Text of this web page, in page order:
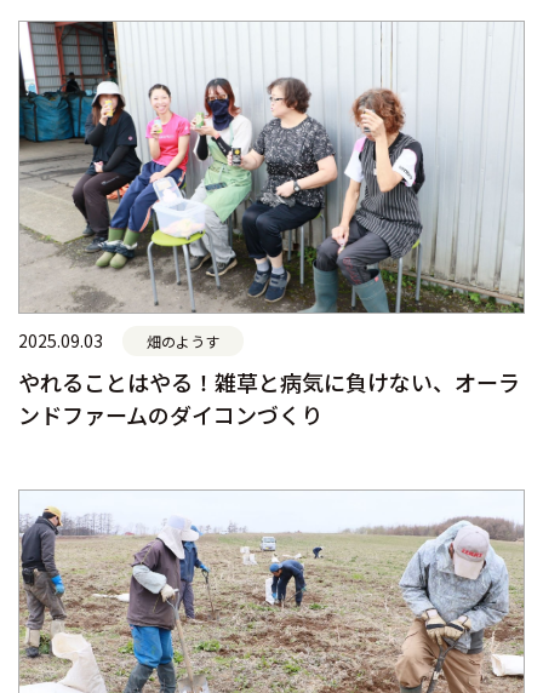
2025.09.03 畑のようす
やれることはやる！雑草と病気に負けない、オーラ
ンドファームのダイコンづくり